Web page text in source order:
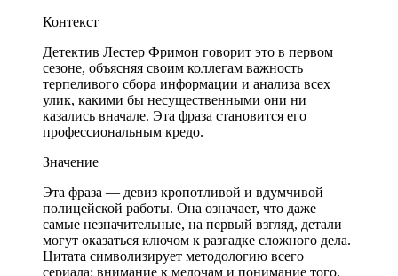
Контекст
Детектив Лестер Фримон говорит это в первом
сезоне, объясняя своим коллегам важность
терпеливого сбора информации и анализа всех
улик, какими бы несущественными они ни
казались вначале. Эта фраза становится его
профессиональным кредо.
Значение
Эта фраза — девиз кропотливой и вдумчивой
полицейской работы. Она означает, что даже
самые незначительные, на первый взгляд, детали
могут оказаться ключом к разгадке сложного дела.
Цитата символизирует методологию всего
сериала: внимание к мелочам и понимание того,